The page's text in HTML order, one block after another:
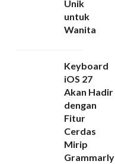
Unik
untuk
Wanita
Keyboard
iOS 27
Akan Hadir
dengan
Fitur
Cerdas
Mirip
Grammarly